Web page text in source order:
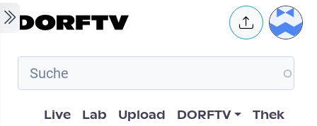
Skip to main content User
Hauptnavigation
Live Lab Upload DORFTV Thek